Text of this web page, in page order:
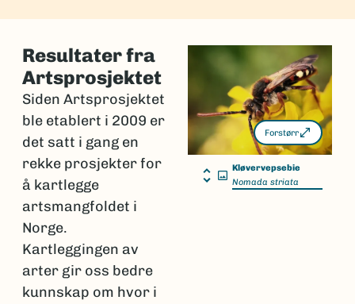
Forstørr
Kløvervepsebie
Nomada striata
Resultater fra
Artsprosjektet
Siden Artsprosjektet
ble etablert i 2009 er
det satt i gang en
rekke prosjekter for
å kartlegge
artsmangfoldet i
Norge.
Kartleggingen av
arter gir oss bedre
kunnskap om hvor i